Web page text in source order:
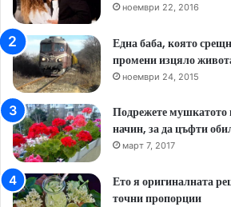
ноември 22, 2016
Една баба, която
промени изцяло
ноември 24, 2015
Подрежете мушкатото
начин, за да цъфти
март 7, 2017
Ето я оригиналната
точни пропорции